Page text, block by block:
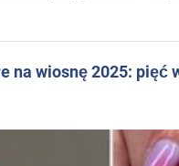
na wiosnę 2025: pięć